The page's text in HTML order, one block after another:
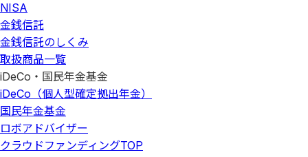
NISA
金銭信託
金銭信託のしくみ
取扱商品一覧
iDeCo・国民年金基金
iDeCo（個人型確定拠出年金）
国民年金基金
ロボアドバイザー
クラウドファンディングTOP